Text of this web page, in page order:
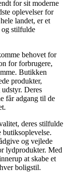
for sit moderne
oplevelser for
landet, er et
og stilfulde
behovet for
for forbrugere,
Butikken
produkter,
Deres
får adgang til de
deres stilfulde
butiksoplevelse.
og vejlede
lydprodukter. Med
at skabe et
boligstil.